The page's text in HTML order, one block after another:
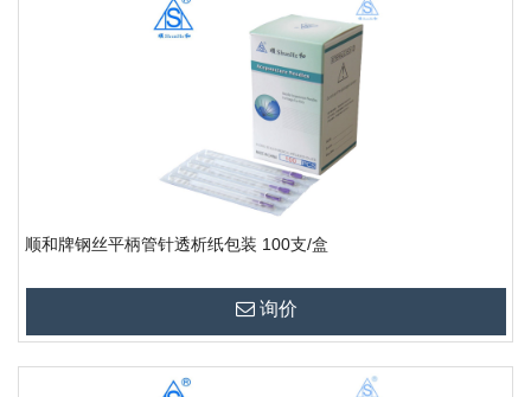
顺和牌钢丝平柄管针透析纸包装 100支/盒
询价